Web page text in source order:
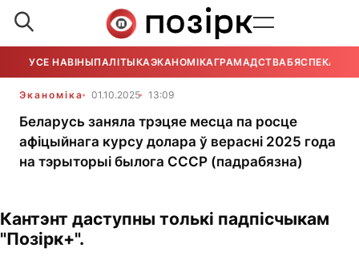
УСЕ НАВІНЫПАЛІТЫКАЭКАНОМІКАГРАМАДСТВАБЯСПЕКА
Эканоміка 01.10.2025 13:09
Беларусь заняла трэцяе месца па росце
афіцыйнага курсу долара ў верасні 2025 года
на тэрыторыі былога СССР (падрабязна)
Кантэнт даступны толькі падпісчыкам
"Позірк+".